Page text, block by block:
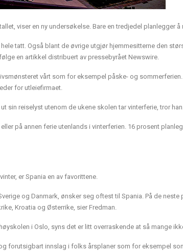
viser en ny undersøkelse. Bare en tredjedel planlegger å
tatt. Også blant de øvrige utgjør hjemmesitterne den
en artikkel distribuert av pressebyrået Newswire.
vårt som for eksempel påske- og
for utleiefirmaet.
sin reiselyst utenom de ukene skolen tar vinterferie, tror
på annen ferie utenlands i vinterferien. 16 prosent
er Spania en av favorittene.
og Danmark, ønsker seg oftest til Spania. På de
Kroatia og Østerrike, sier Fredman.
i Oslo, syns det er litt overraskende at så mange
forutsigbart innslag i folks årsplaner som for eksempel